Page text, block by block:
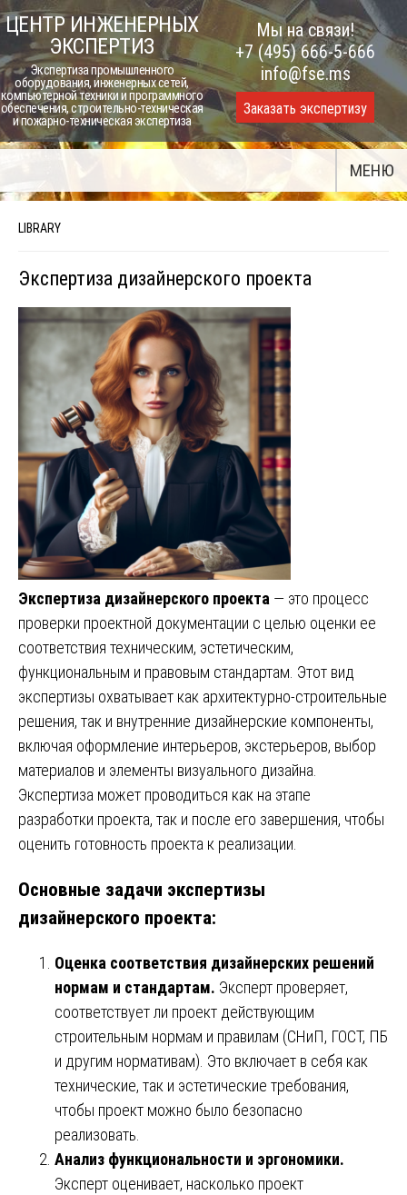
Skip
to
content
ЦЕНТР ИНЖЕНЕРНЫХ
ЭКСПЕРТИЗ
Экспертиза промышленного
оборудования, инженерных сетей,
компьютерной техники и программного
обеспечения, строительно-техническая
и пожарно-техническая экспертиза
Мы на связи!
+7 (495) 666-5-666
info@fse.ms
Заказать экспертизу
МЕНЮ
LIBRARY
Экспертиза дизайнерского проекта
Экспертиза дизайнерского проекта — это процесс
проверки проектной документации с целью оценки ее
соответствия техническим, эстетическим,
функциональным и правовым стандартам. Этот вид
экспертизы охватывает как архитектурно-строительные
решения, так и внутренние дизайнерские компоненты,
включая оформление интерьеров, экстерьеров, выбор
материалов и элементы визуального дизайна.
Экспертиза может проводиться как на этапе
разработки проекта, так и после его завершения, чтобы
оценить готовность проекта к реализации.
Основные задачи экспертизы
дизайнерского проекта:
Оценка соответствия дизайнерских решений
нормам и стандартам. Эксперт проверяет,
соответствует ли проект действующим
строительным нормам и правилам (СНиП, ГОСТ, ПБ
и другим нормативам). Это включает в себя как
технические, так и эстетические требования,
чтобы проект можно было безопасно
реализовать.
Анализ функциональности и эргономики.
Эксперт оценивает, насколько проект